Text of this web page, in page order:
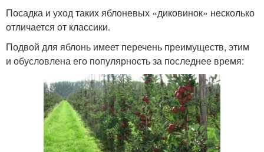
Посадка и уход таких яблоневых «диковинок» несколько
отличается от классики.
Подвой для яблонь имеет перечень преимуществ, этим
и обусловлена его популярность за последнее время: